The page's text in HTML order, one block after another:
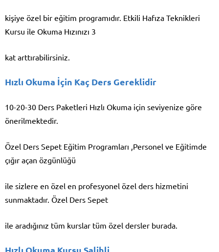
kişiye özel bir eğitim programıdır. Etkili Hafıza Teknikleri
Kursu ile Okuma Hızınızı 3
kat arttırabilirsiniz.
Hızlı Okuma İçin Kaç Ders Gereklidir
10-20-30 Ders Paketleri Hızlı Okuma için seviyenize göre
önerilmektedir.
Özel Ders Sepet Eğitim Programları ,Personel ve Eğitimde
çığır açan özgünlüğü
ile sizlere en özel en profesyonel özel ders hizmetini
sunmaktadır. Özel Ders Sepet
ile aradığınız tüm kurslar tüm özel dersler burada.